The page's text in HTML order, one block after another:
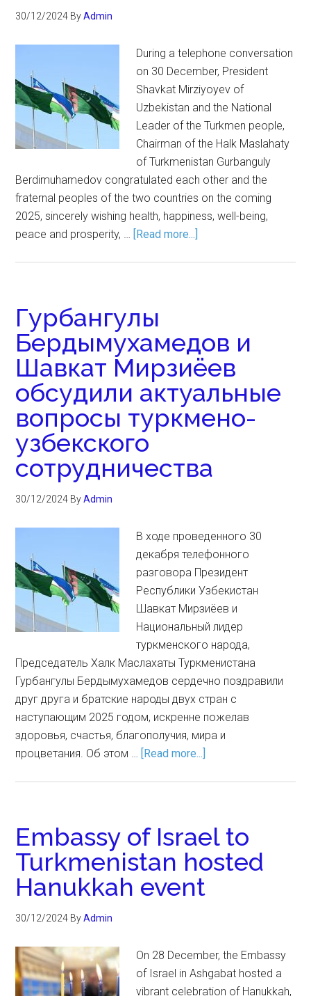
30/12/2024 ByAdmin
During a telephone conversation
on 30 December, President
Shavkat Mirziyoyev of
Uzbekistan and the National
Leader of the Turkmen people,
Chairman of the Halk Maslahaty
of Turkmenistan Gurbanguly
Berdimuhamedov congratulated each other and the
fraternal peoples of the two countries on the coming
2025, sincerely wishing health, happiness, well-being,
peace and prosperity, … [Read more...]
Гурбангулы
Бердымухамедов и
Шавкат Мирзиёев
обсудили актуальные
вопросы туркмено-
узбекского
сотрудничества
30/12/2024 ByAdmin
В ходе проведенного 30
декабря телефонного
разговора Президент
Республики Узбекистан
Шавкат Мирзиёев и
Национальный лидер
туркменского народа,
Председатель Халк Маслахаты Туркменистана
Гурбангулы Бердымухамедов сердечно поздравили
друг друга и братские народы двух стран с
наступающим 2025 годом, искренне пожелав
здоровья, счастья, благополучия, мира и
процветания. Об этом … [Read more...]
Embassy of Israel to
Turkmenistan hosted
Hanukkah event
30/12/2024 ByAdmin
On 28 December, the Embassy
of Israel in Ashgabat hosted a
vibrant celebration of Hanukkah,